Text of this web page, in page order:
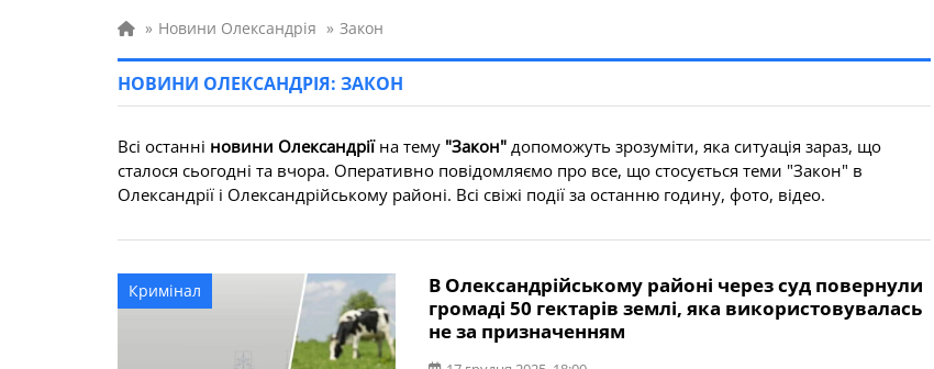
» Новини Олександрія » Закон
НОВИНИ ОЛЕКСАНДРІЯ: ЗАКОН
Всі останні новини Олександріїна тему "Закон" допоможуть зрозуміти, яка ситуація зараз, що
сталося сьогодні та вчора. Оперативно повідомляємо про все, що стосується теми "Закон" в
Олександрії і Олександрійському районі. Всі свіжі події за останню годину, фото, відео.
Кримінал
В Олександрійському районі через суд повернули
громаді 50 гектарів землі, яка використовувалась
не за призначенням